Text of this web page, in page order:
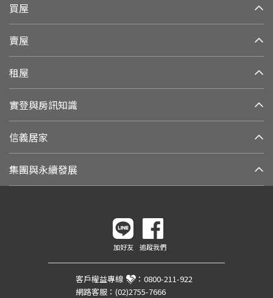
買屋
賣屋
租屋
實登與房訊知識
信義居家
集團與永續發展
加好友 追蹤我們
客戶權益專線 ： 0800-211-922
網路客服： (02)2755-7666